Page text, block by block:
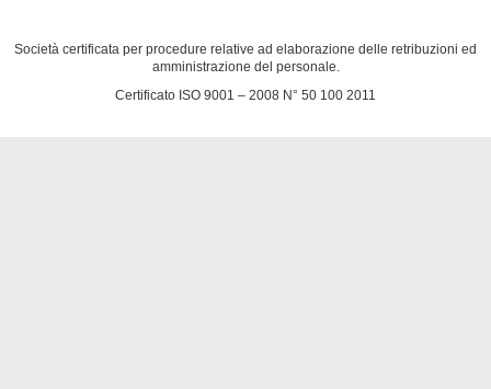
Società certificata per procedure relative ad elaborazione delle retribuzioni ed
amministrazione del personale.
Certificato ISO 9001 – 2008 N° 50 100 2011